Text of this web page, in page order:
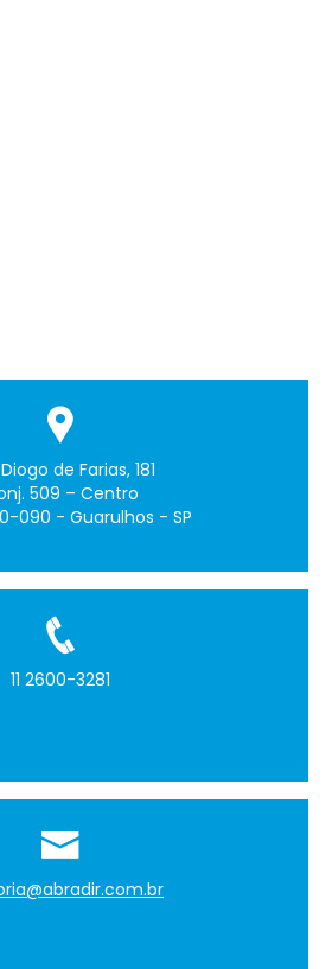
de Farias, 181
509 – Centro
090 - Guarulhos - SP
11 2600-3281